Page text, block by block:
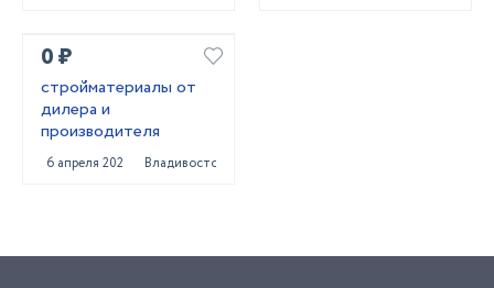
0 ₽
стройматериалы от
дилера и
производителя
6 апреля 2022 Владивосток